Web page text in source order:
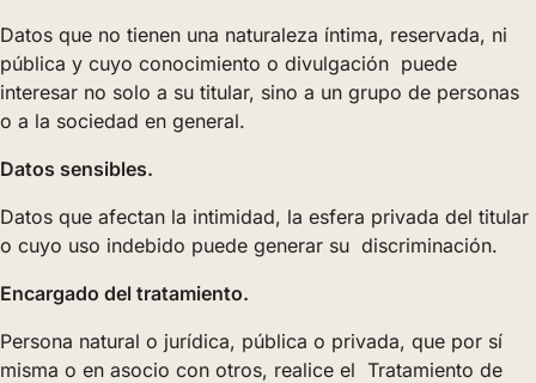
Datos que no tienen una naturaleza íntima, reservada, ni
pública y cuyo conocimiento o divulgación puede
interesar no solo a su titular, sino a un grupo de personas
o a la sociedad en general.
Datos sensibles.
Datos que afectan la intimidad, la esfera privada del titular
o cuyo uso indebido puede generar su discriminación.
Encargado del tratamiento.
Persona natural o jurídica, pública o privada, que por sí
misma o en asocio con otros, realice el Tratamiento de